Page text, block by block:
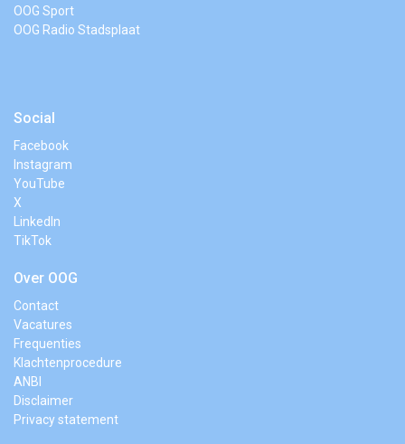
OOG Sport
OOG Radio Stadsplaat
Social
Facebook
Instagram
YouTube
X
LinkedIn
TikTok
Over OOG
Contact
Vacatures
Frequenties
Klachtenprocedure
ANBI
Disclaimer
Privacy statement